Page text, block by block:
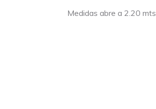
Medidas abre a 2.20 mts